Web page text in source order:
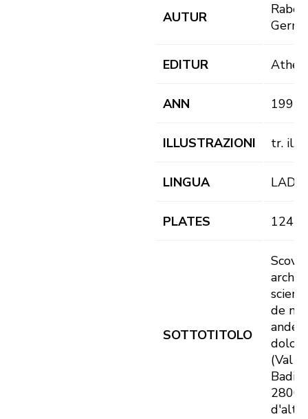
AUTUR
EDITUR
ANN 1993
ILLUSTRAZIONI tr. il.
LINGUA LAD
PLATES 124
SOTTOTITOLO
de n
ander
(Val
2800